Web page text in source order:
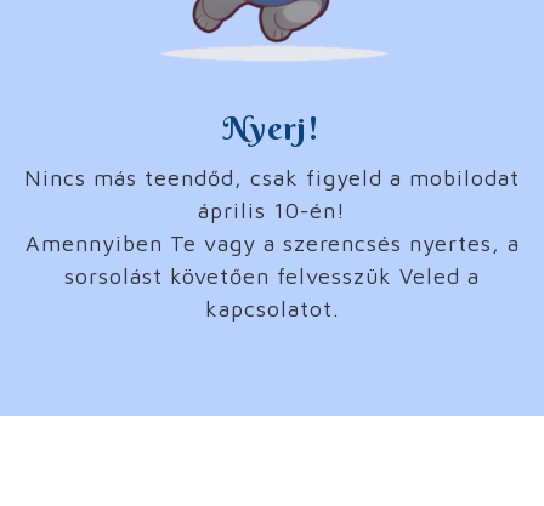
Nyerj!
Nincs más teendőd, csak figyeld a mobilodat
április 10-én!
Amennyiben Te vagy a szerencsés nyertes, a
sorsolást követően felvesszük Veled a
kapcsolatot.